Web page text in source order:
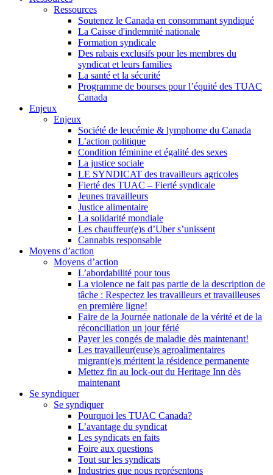
Ressources
Soutenez le Canada en consommant syndiqué
La Caisse d'indemnité nationale
Formation syndicale
Des rabais exclusifs pour les membres du
syndicat et leurs families
La santé et la sécurité
Programme de bourses pour l’équité des TUAC
Canada
Enjeux
Enjeux
Société de leucémie & lymphome du Canada
L’action politique
Condition féminine et égalité des sexes
La justice sociale
LE SYNDICAT des travailleurs agricoles
Fierté des TUAC – Fierté syndicale
Jeunes travailleurs
Justice alimentaire
La solidarité mondiale
Les chauffeur(e)s d’Uber s’unissent
Cannabis responsable
Moyens d’action
Moyens d’action
L’abordabilité pour tous
La violence ne fait pas partie de la description de
tâche : Respectez les travailleurs et travailleuses
en première ligne!
Faire de la Journée nationale de la vérité et de la
réconciliation un jour férié
Payer les congés de maladie dès maintenant!
Les travailleur(euse)s agroalimentaires
migrant(e)s méritent la résidence permanente
Mettez fin au lock-out du Heritage Inn dès
maintenant
Se syndiquer
Se syndiquer
Pourquoi les TUAC Canada?
L’avantage du syndicat
Les syndicats en faits
Foire aux questions
Tout sur les syndicats
Industries que nous représentons